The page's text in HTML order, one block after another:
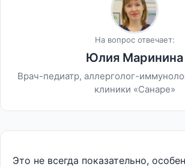
На вопрос отвечает:
Юлия Маринина
Врач-педиатр, аллерголог-
клиники «Санаре»
Это не всегда показательно,